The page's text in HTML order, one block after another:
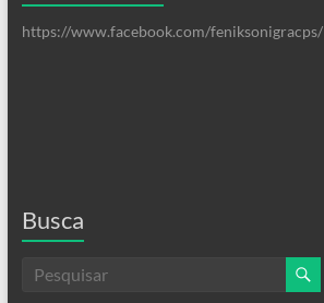
https://www.facebook.com/feniksonigracps/
Busca